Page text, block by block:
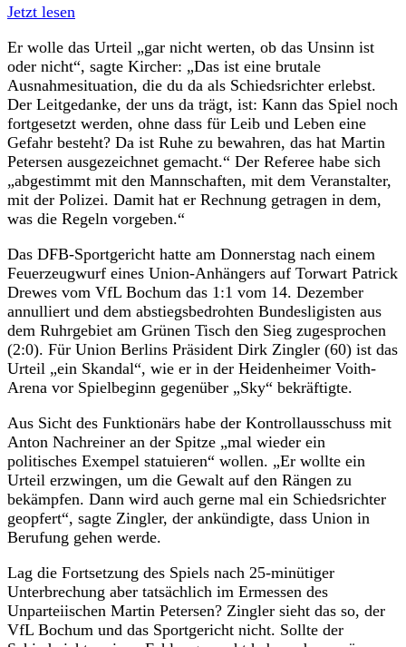
Jetzt lesen
Er wolle das Urteil „gar nicht werten, ob das Unsinn ist
oder nicht“, sagte Kircher: „Das ist eine brutale
Ausnahmesituation, die du da als Schiedsrichter erlebst.
Der Leitgedanke, der uns da trägt, ist: Kann das Spiel noch
fortgesetzt werden, ohne dass für Leib und Leben eine
Gefahr besteht? Da ist Ruhe zu bewahren, das hat Martin
Petersen ausgezeichnet gemacht.“ Der Referee habe sich
„abgestimmt mit den Mannschaften, mit dem Veranstalter,
mit der Polizei. Damit hat er Rechnung getragen in dem,
was die Regeln vorgeben.“
Das DFB-Sportgericht hatte am Donnerstag nach einem
Feuerzeugwurf eines Union-Anhängers auf Torwart Patrick
Drewes vom VfL Bochum das 1:1 vom 14. Dezember
annulliert und dem abstiegsbedrohten Bundesligisten aus
dem Ruhrgebiet am Grünen Tisch den Sieg zugesprochen
(2:0). Für Union Berlins Präsident Dirk Zingler (60) ist das
Urteil „ein Skandal“, wie er in der Heidenheimer Voith-
Arena vor Spielbeginn gegenüber „Sky“ bekräftigte.
Aus Sicht des Funktionärs habe der Kontrollausschuss mit
Anton Nachreiner an der Spitze „mal wieder ein
politisches Exempel statuieren“ wollen. „Er wollte ein
Urteil erzwingen, um die Gewalt auf den Rängen zu
bekämpfen. Dann wird auch gerne mal ein Schiedsrichter
geopfert“, sagte Zingler, der ankündigte, dass Union in
Berufung gehen werde.
Lag die Fortsetzung des Spiels nach 25-minütiger
Unterbrechung aber tatsächlich im Ermessen des
Unparteiischen Martin Petersen? Zingler sieht das so, der
VfL Bochum und das Sportgericht nicht. Sollte der